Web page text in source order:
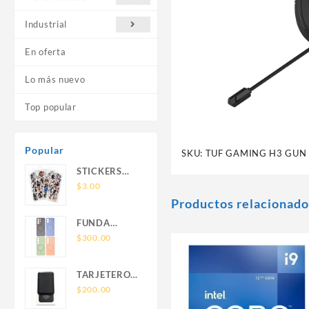
Industrial
En oferta
Lo más nuevo
Top popular
Popular
STICKERS
UNIVERSALES
$3.00
FUNDA
NOVA SAM
SIN SOPORTE
MAGNETICO
$300.00
TARJETERO
SIN SOPORTE
$200.00
SKU: TUF GAMING H3 GUN
Productos